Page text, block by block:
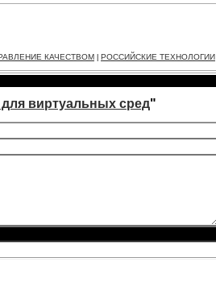
КАЧЕСТВОМ РОССИЙСКИЕ ТЕХНОЛОГИИ
виртуальных сред"